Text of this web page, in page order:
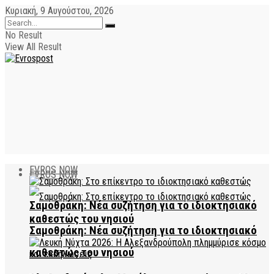
Κυριακή, 9 Αυγούστου, 2026
No Result
View All Result
EVROS NOW
Σαμοθράκη: Νέα συζήτηση για το ιδιοκτησιακό
καθεστώς του νησιού
EVROS NOW
Σαμοθράκη: Νέα συζήτηση για το ιδιοκτησιακό
καθεστώς του νησιού